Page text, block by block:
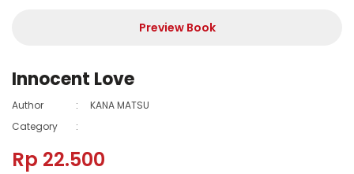
Preview Book
Innocent Love
Author :
KANA MATSU
Category
:
Rp 22.500